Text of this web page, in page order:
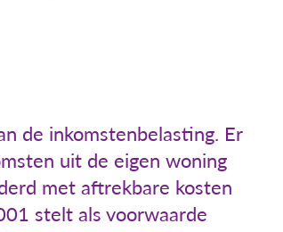
de inkomstenbelasting. Er
uit de eigen woning
met aftrekbare kosten
stelt als voorwaarde